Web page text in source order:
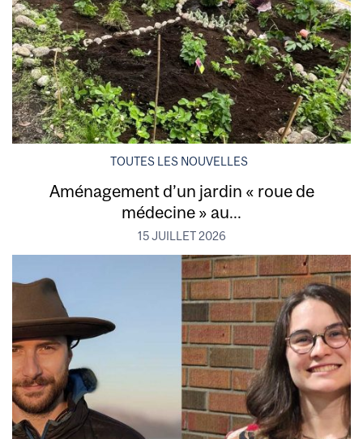
TOUTES LES NOUVELLES
Aménagement d’un jardin « roue de
médecine » au...
15 JUILLET 2026